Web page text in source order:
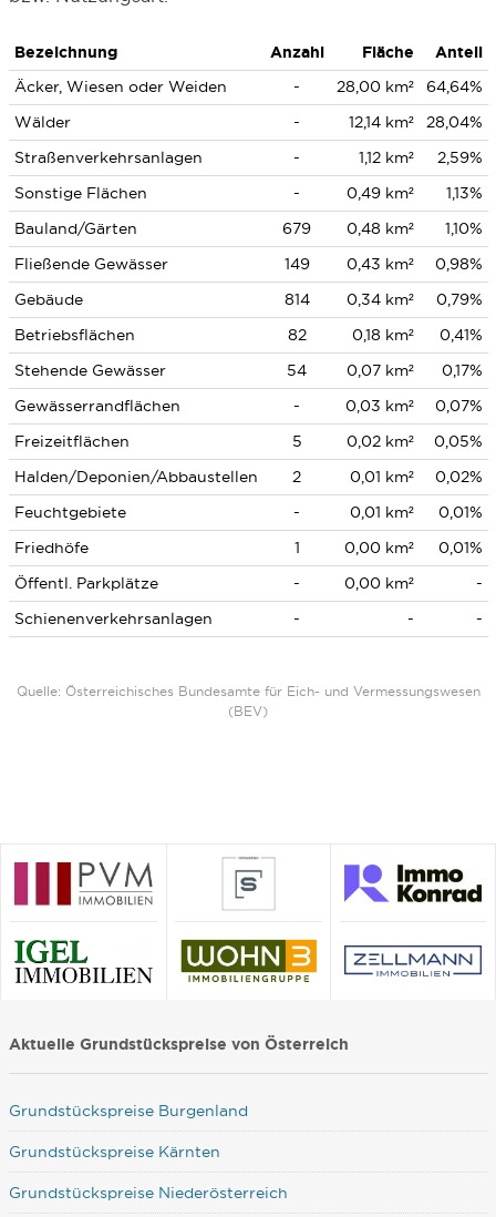
Bezeichnung Anzahl Fläche
Anteil
Äcker, Wiesen oder Weiden
- 28,00 km²
64,64%
Wälder
- 12,14 km²
28,04%
Straßenverkehrsanlagen
- 1,12 km²
2,59%
Sonstige Flächen
- 0,49 km²
1,13%
Bauland/Gärten
679 0,48 km²
1,10%
Fließende Gewässer
149 0,43 km²
0,98%
Gebäude
814 0,34 km²
0,79%
Betriebsflächen
82 0,18 km²
0,41%
Stehende Gewässer
54 0,07 km²
0,17%
Gewässerrandflächen
- 0,03 km²
0,07%
Freizeitflächen
5 0,02 km²
0,05%
Halden/Deponien/Abbaustellen
2 0,01 km²
0,02%
Feuchtgebiete
- 0,01 km²
0,01%
Friedhöfe
1 0,00 km²
0,01%
Öffentl. Parkplätze
- 0,00 km²
-
Schienenverkehrsanlagen
- - -
Quelle: Österreichisches Bundesamte für Eich- und Vermessungswesen
(BEV)
Aktuelle Grundstückspreise von Österreich
Grundstückspreise Burgenland
Grundstückspreise Kärnten
Grundstückspreise Niederösterreich